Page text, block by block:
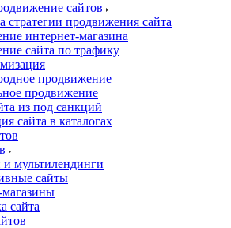
сайтов
стратегии продвижения сайта
интернет-магазина
сайта по трафику
продвижение
продвижение
из под санкций
сайта в каталогах
мультилендинги
сайты
сайта